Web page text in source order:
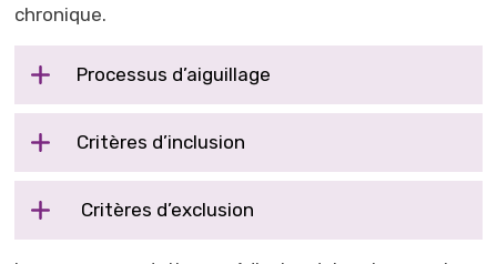
chronique.
Processus d’aiguillage
Critères d’inclusion
Critères d’exclusion